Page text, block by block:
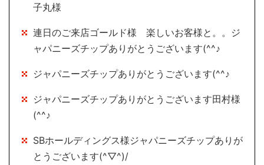
子丸様
連日のご来店ゴールド様 楽しいお客様と。。ジ
ャパニーズチップありがとうございます(^^♪
ジャパニーズチップありがとうございます(^^♪
ジャパニーズチップありがとうございます田村様
(^^♪
SBホールディングス様ジャパニーズチップありが
とうございます(^▽^)/